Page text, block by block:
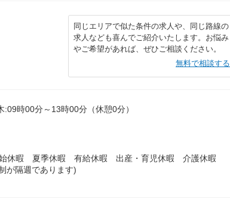
同じエリアで似た条件の求人や、同じ路線の
求人なども喜んでご紹介いたします。お悩み
やご希望があれば、ぜひご相談ください。
無料で相談する
時00分～13時00分（休憩0分）
休暇 夏季休暇 有給休暇 出産・育児休暇 介護休暇
が隔週であります)